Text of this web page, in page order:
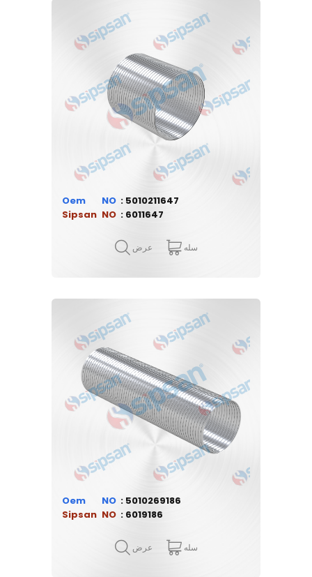
Oem
5010211647
Sipsan
6011647
عرض سله
Oem
5010269186
Sipsan
6019186
عرض سله